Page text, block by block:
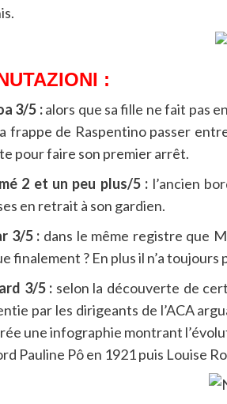
:
3/5 :alors que sa fille ne fait pas
frappe de Raspentino passer
pour faire son premier arrêt.
2 et un peu plus/5 : l’ancien
en retrait à son gardien.
3/5 : dans le même registre que
finalement ? En plus il n’a toujours
3/5 : selon la découverte de
par les dirigeants de l’ACA
une infographie montrant
Pauline Pô en 1921 puis Louise